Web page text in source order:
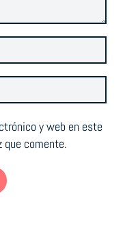
y web en este
que comente.